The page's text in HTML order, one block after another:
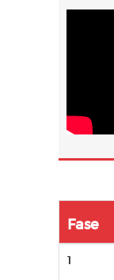
Fase
1